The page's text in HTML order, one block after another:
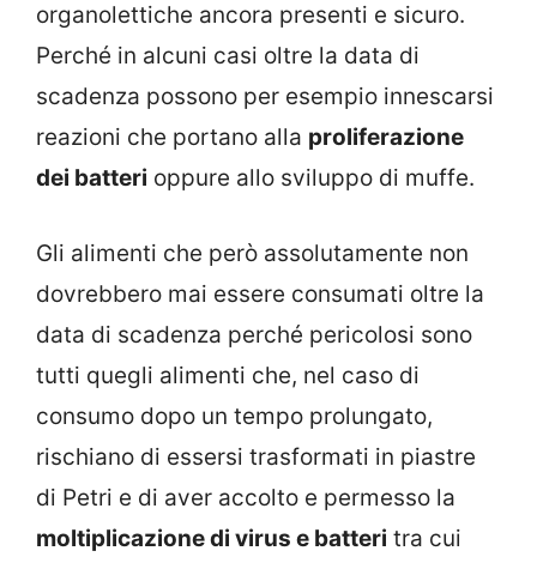
organolettiche ancora presenti e sicuro.
Perché in alcuni casi oltre la data di
scadenza possono per esempio innescarsi
reazioni che portano alla proliferazione
dei batteri oppure allo sviluppo di muffe.
Gli alimenti che però assolutamente non
dovrebbero mai essere consumati oltre la
data di scadenza perché pericolosi sono
tutti quegli alimenti che, nel caso di
consumo dopo un tempo prolungato,
rischiano di essersi trasformati in piastre
di Petri e di aver accolto e permesso la
moltiplicazione di virus e batteri tra cui